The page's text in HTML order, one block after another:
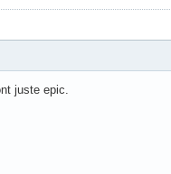
juste epic.